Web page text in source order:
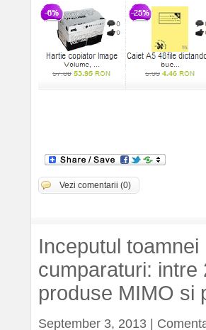
Vezi comentarii (0)
Inceputul
cumparaturi: intre
produse MIMO si
September 3, 2013 |